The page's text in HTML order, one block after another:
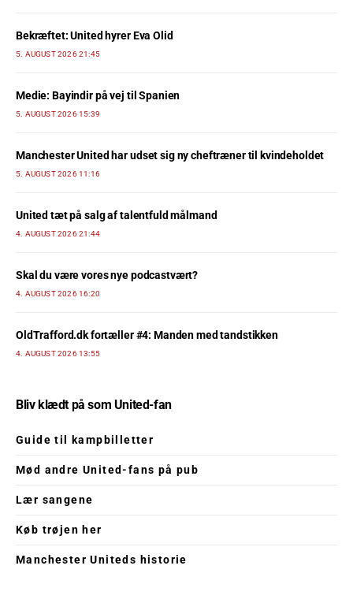
Bekræftet: United hyrer Eva Olid
5. AUGUST 2026 21:45
Medie: Bayindir på vej til Spanien
5. AUGUST 2026 15:39
Manchester United har udset sig ny cheftræner til kvindeholdet
5. AUGUST 2026 11:16
United tæt på salg af talentfuld målmand
4. AUGUST 2026 21:44
Skal du være vores nye podcastvært?
4. AUGUST 2026 16:20
OldTrafford.dk fortæller #4: Manden med tandstikken
4. AUGUST 2026 13:55
Bliv klædt på som United-fan
Guide til kampbilletter
Mød andre United-fans på pub
Lær sangene
Køb trøjen her
Manchester Uniteds historie